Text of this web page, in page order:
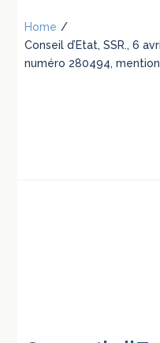
Home /
Conseil d’Etat, SSR., 6
numéro 280494,